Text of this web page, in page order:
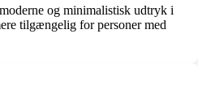
og minimalistisk udtryk i
tilgængelig for personer med